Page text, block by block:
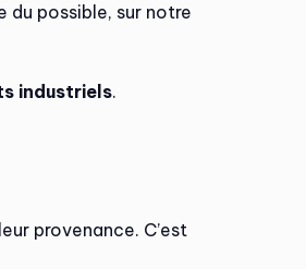
du possible, sur notre
industriels.
provenance. C’est